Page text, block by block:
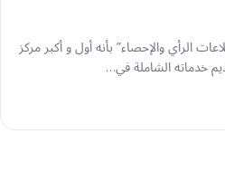
الرأي والإحصاء” بأنه أول و أكبر مركز
خدماته الشاملة في…